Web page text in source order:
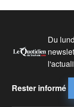
Du
Rester informé